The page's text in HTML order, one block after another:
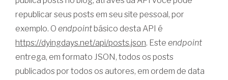
republicar seus posts em seu site pessoal, por
exemplo. O endpointbásico desta API é
https://dyingdays.net/api/posts.json. Este endpoint
entrega, em formato JSON, todos os posts
publicados por todos os autores, em ordem de data